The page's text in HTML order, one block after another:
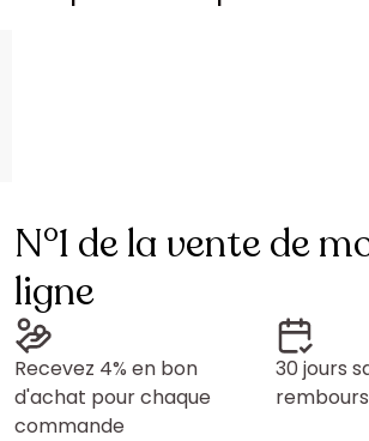
N°1 de la vente de
ligne
Recevez 4% en bon
d'achat pour chaque
commande
30 jours